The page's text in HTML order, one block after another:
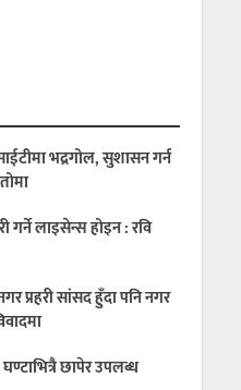
भद्रगोल, सुशासन गर्न
गर्ने लाइसेन्स होइन : रवि
प्रहरी सांसद हुँदा पनि नगर
छापेर उपलब्ध